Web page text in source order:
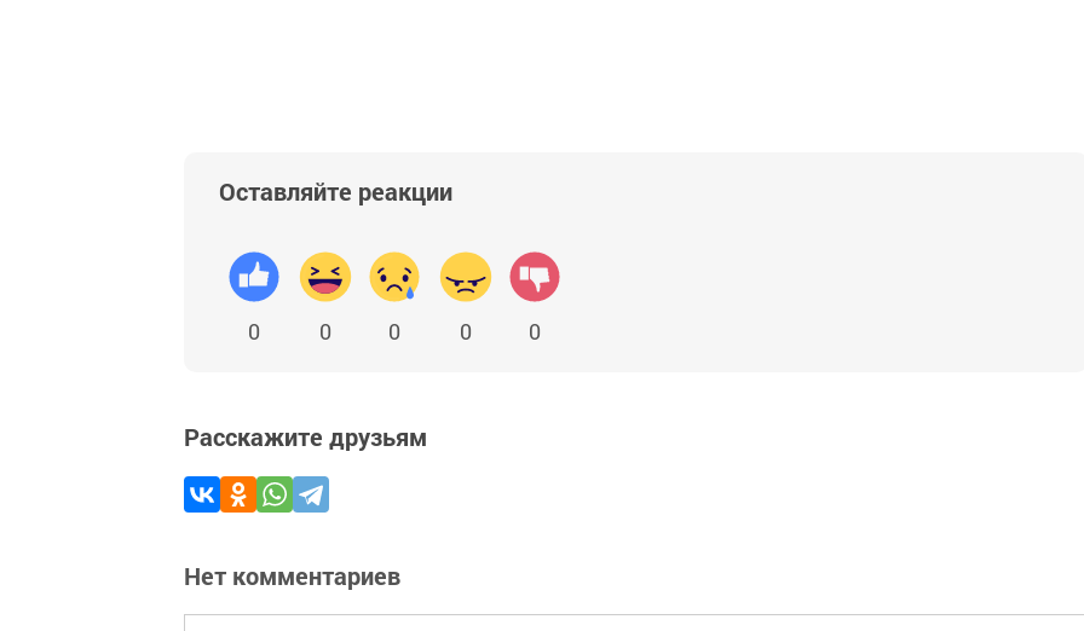
Оставляйте реакции
0 0 0 0 0
Расскажите друзьям
Нет комментариев